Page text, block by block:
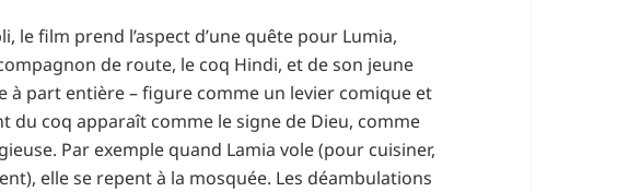
le film prend l’aspect d’une quête pour Lumia,
de route, le coq Hindi, et de son jeune
à part entière – figure comme un levier comique et
du coq apparaît comme le signe de Dieu, comme
Par exemple quand Lamia vole (pour cuisiner,
elle se repent à la mosquée. Les déambulations